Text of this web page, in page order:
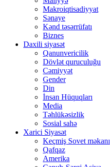
Makroiqtisadiyyat
Sənaye
Kənd təsərrüfatı
Biznes
Daxili siyasət
Qanunvericilik
Dövlət quruculuğu
Cəmiyyət
Gender
Din
İnsan Hüquqları
Media
Təhlükəsizlik
Sosial sahə
Xarici Siyasət
Keçmiş Sovet məkanı
Qafqaz
Amerika